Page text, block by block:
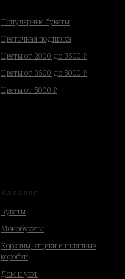
Популярные букеты
Цветочная подписка
Цветы от 2000 до 3500 ₽
Цветы от 3500 до 5000 ₽
Цветы от 5000 ₽
Каталог
Букеты
Монобукеты
Корзины, ящики и шляпные
коробки
Дом и уют